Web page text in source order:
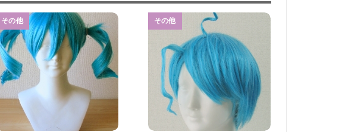
その他 その他